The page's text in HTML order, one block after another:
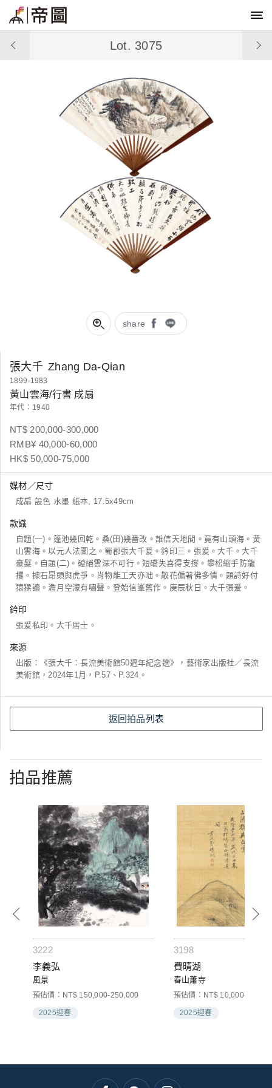
share
Lot. 3075
張大千 Zhang Da-Qian
1899-1983
黃山雲海/行書 成扇
年代：1940
NT$ 200,000-300,000
RMB¥ 40,000-60,000
HK$ 50,000-75,000
媒材／尺寸
成扇 設色 水墨 紙本, 17.5x49cm
款識
自題(一)。蓬池幾回乾。桑(田)幾番改。誰信天地間。竟有山頭海。黃
山雲海。以元人法圖之。蜀郡張大千爰。鈐印三。張爰。大千。大千
豪髮。自題(二)。磴絕雲深不可行。短礄失喜得支撐。攀松縮手防龍
攫。據石昂頭與虎爭。肖物能工天亦咄。散花偏著佛多情。題詩好付
猿猱讀。澹月空濛有嘯聲。登始信峯舊作。庚辰秋日。大千張爰。
鈐印
張爰私印。大千居士。
來源
出版：《張大千：長流美術館50週年紀念選》，藝術家出版社／長流
美術館，2024年1月，P.57、P.324。
返回拍品列表
拍品推薦
3222
李義弘
風景
預估價：NT$ 150,000-250,000
2025迎春
3198
費晴湖
春山蕭寺
預估價：NT$ 10,000-20,000
2025迎春